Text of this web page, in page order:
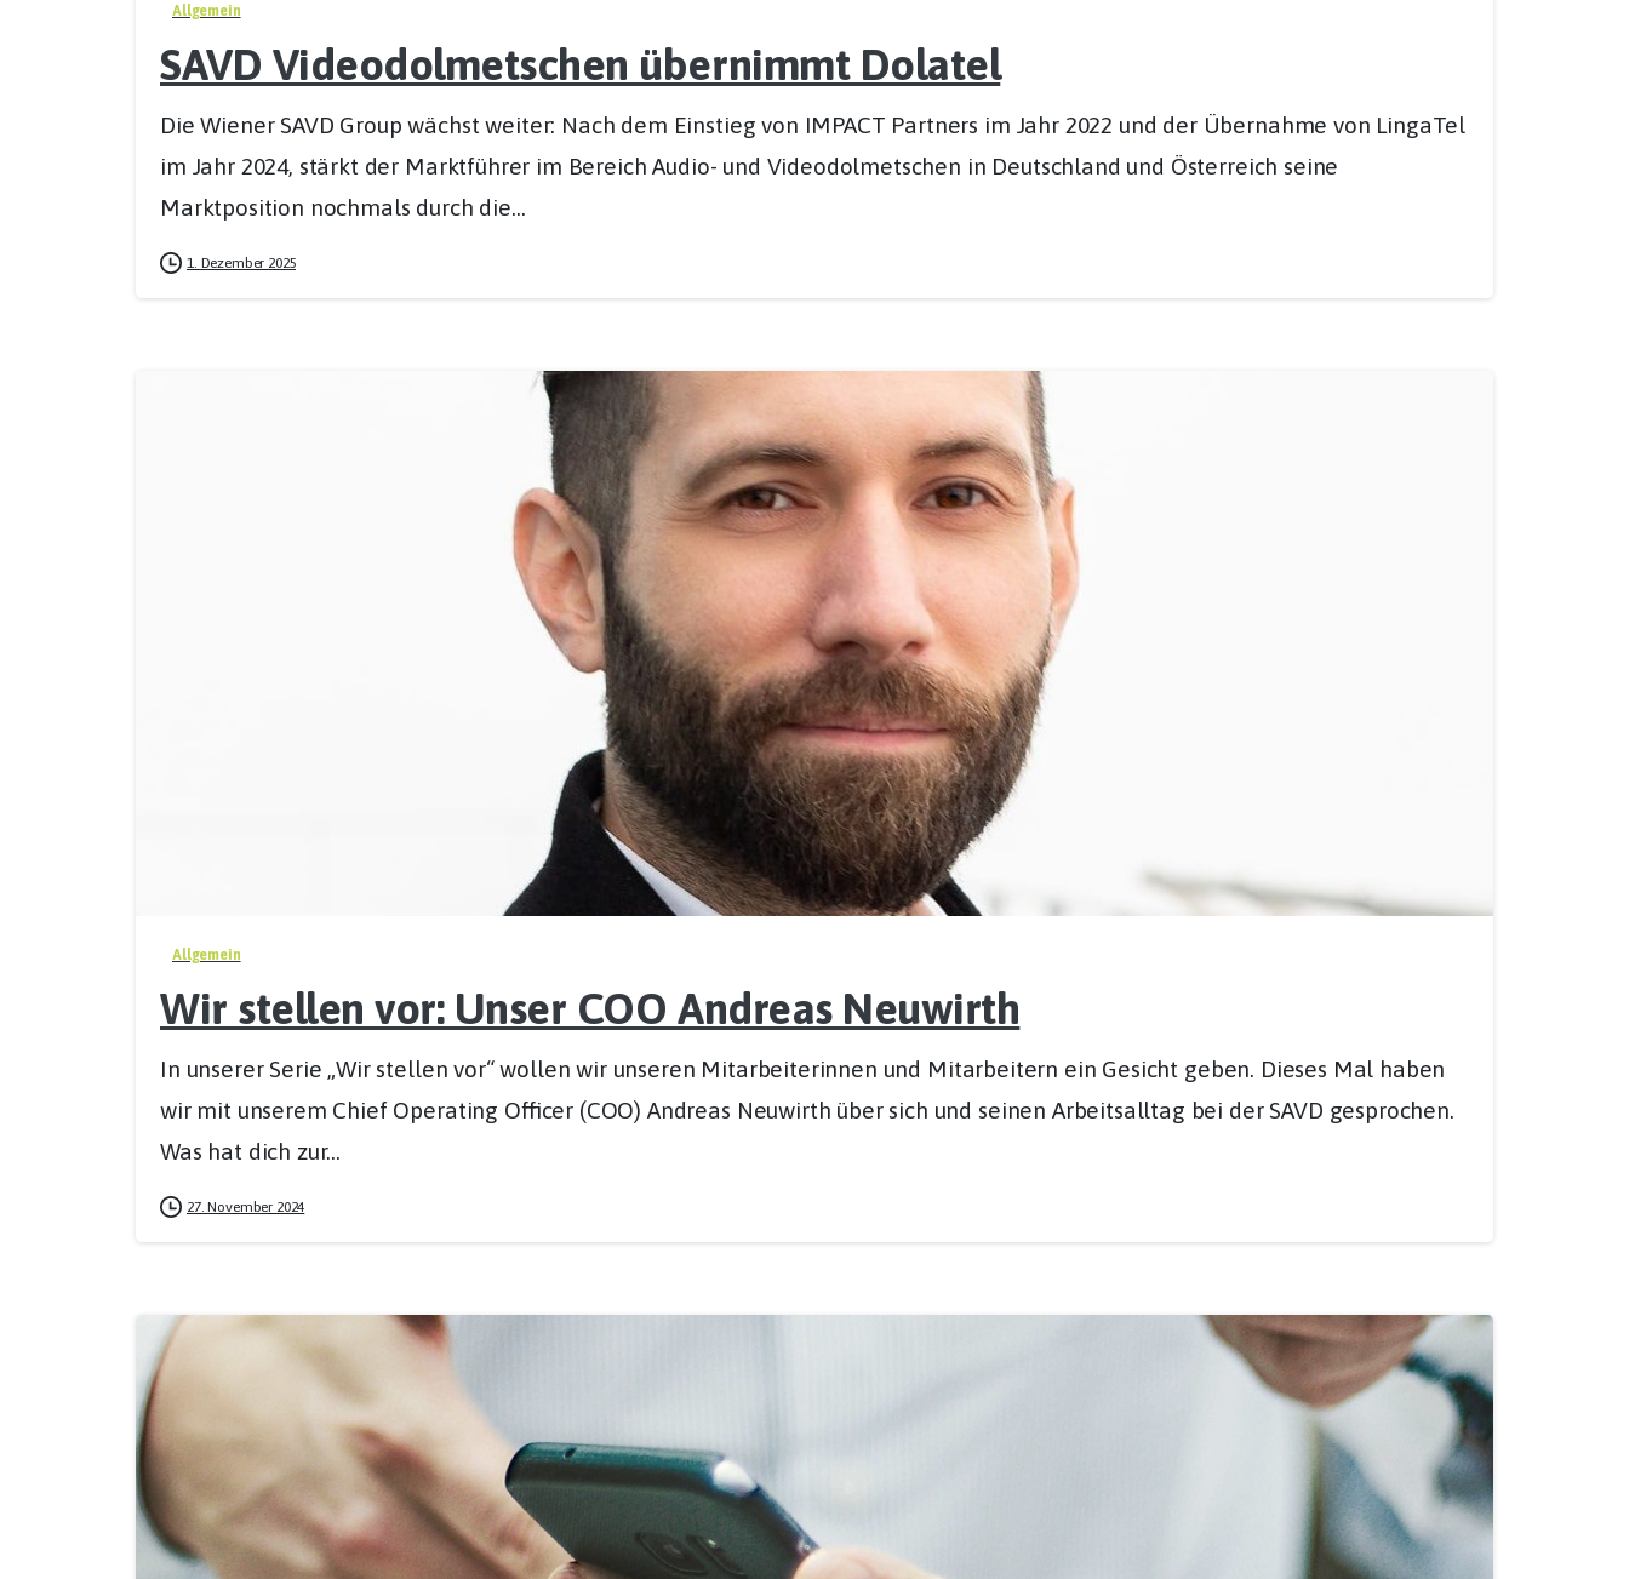
Allgemein
SAVD Videodolmetschen übernimmt Dolatel
Die Wiener SAVD Group wächst weiter: Nach dem Einstieg von IMPACT Partners im Jahr 2022 und der Übernahme von LingaTel
im Jahr 2024, stärkt der Marktführer im Bereich Audio- und Videodolmetschen in Deutschland und Österreich seine
Marktposition nochmals durch die...
1. Dezember 2025
Allgemein
Wir stellen vor: Unser COO Andreas Neuwirth
In unserer Serie „Wir stellen vor“ wollen wir unseren Mitarbeiterinnen und Mitarbeitern ein Gesicht geben. Dieses Mal haben
wir mit unserem Chief Operating Officer (COO) Andreas Neuwirth über sich und seinen Arbeitsalltag bei der SAVD gesprochen.
Was hat dich zur...
27. November 2024